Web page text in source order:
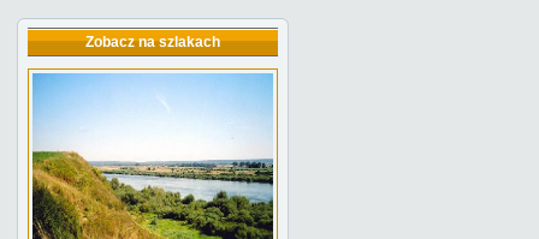
Zobacz na szlakach